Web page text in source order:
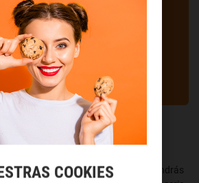
FARMING SIMULATOR A
el simulador de granjas donde tendrás
COOKIES